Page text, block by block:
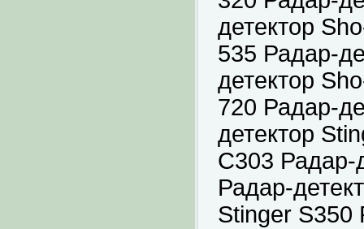
детектор
535 Радар-
детектор
720 Радар-
детектор
C303 Радар-
Радар-
Stinger S350